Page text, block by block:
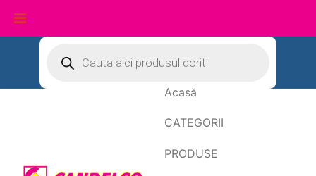
conținut
search
Acasă
CATEGORII
PRODUSE